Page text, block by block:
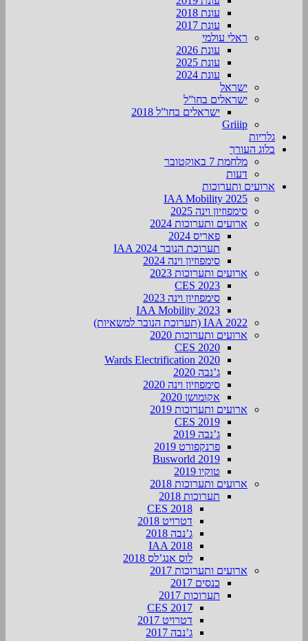
עונת 2018
עונת 2017
ראלי עולמי
עונת 2026
עונת 2025
עונת 2024
ישראל
ישראלים בחו”ל
ישראלים בחו”ל 2018
Griiip
גלריות
בלוג העורך
מלחמת 7 באוקטובר
דעות
ארועים ותערוכות
2025 IAA Mobility
סימפוזיון וינה 2025
ארועים ותערוכות 2024
פאריס 2024
תערוכת הנובר IAA 2024
סימפוזיון וינה 2024
ארועים ותערוכות 2023
CES 2023
סימפוזיון וינה 2023
IAA Mobility 2023
IAA 2022 (תערוכת הנובר למשאיות)
ארועים ותערוכות 2020
CES 2020
Wards Electrification 2020
ג’נבה 2020
סימפוזיון וינה 2020
אקומושן 2020
ארועים ותערוכות 2019
CES 2019
ג’נבה 2019
פרנקפורט 2019
Busworld 2019
טוקיו 2019
ארועים ותערוכות 2018
תערוכות 2018
CES 2018
דטרויט 2018
ג’נבה 2018
IAA 2018
לוס אנג’לס 2018
ארועים ותערוכות 2017
כנסים 2017
תערוכות 2017
CES 2017
דטרויט 2017
ג’נבה 2017